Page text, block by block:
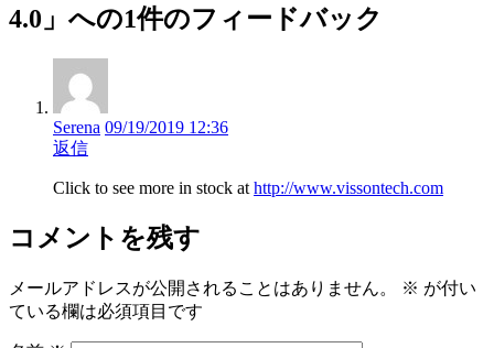
4.0」への1件のフィードバック
Serena 09/19/2019 12:36
返信
Click to see more in stock at http://www.vissontech.com
コメントを残す
メールアドレスが公開されることはありません。 ※ が付い
ている欄は必須項目です